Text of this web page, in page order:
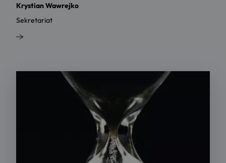
Krystian Wawrejko
Sekretariat